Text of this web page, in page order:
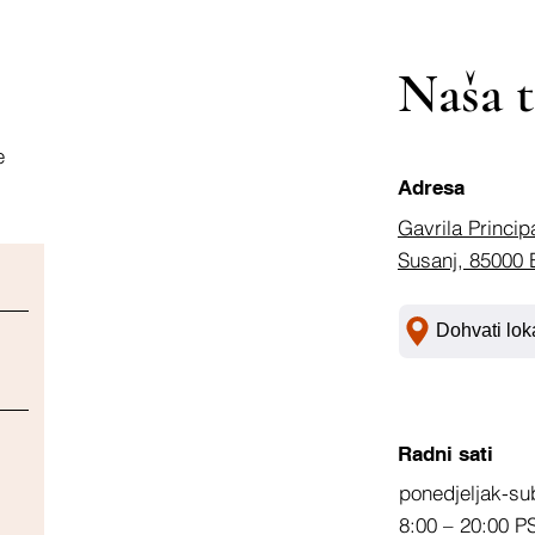
Naša
Adresa
Gavrila
Susanj, 85000
Dohvati
Radni sati
ponedjeljak-
8:00 – 20:00